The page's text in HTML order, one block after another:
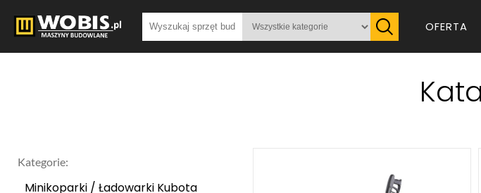
OFERTA
Kategorie:
Minikoparki / Ładowarki Kubota